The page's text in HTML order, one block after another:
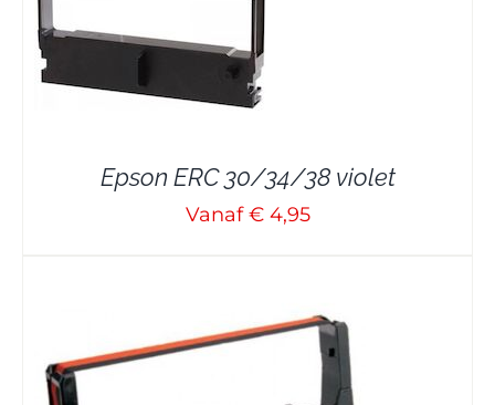
Epson ERC 30/34/38 violet
Vanaf € 4,95